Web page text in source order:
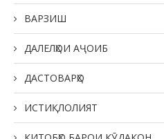
ВАРЗИШ
ДАЛЕЛҲОИ АҶОИБ
ДАСТОВАРҲО
ИСТИҚЛОЛИЯТ